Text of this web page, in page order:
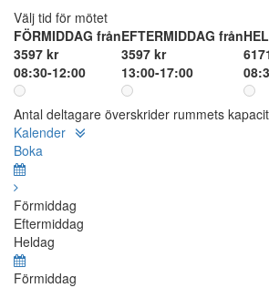
Välj tid för mötet
FÖRMIDDAG från
3597 kr
08:30-12:00
EFTERMIDDAG från
3597 kr
13:00-17:00
Antal deltagare överskrider rummets
Kalender
Boka
Förmiddag
Eftermiddag
Heldag
Förmiddag